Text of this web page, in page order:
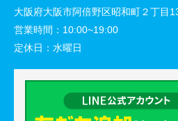
大阪府大阪市阿倍野区昭和町２丁目
営業時間： 10:00~19:00
定休日： 水曜日